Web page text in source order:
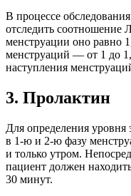
В процессе
отследить
менструации оно равно
менструаций — от 1 до
наступления
3. Пролактин
Для определения уровня
в 1-ю и 2-ю фазу
и только утром.
пациент должен
30 минут.